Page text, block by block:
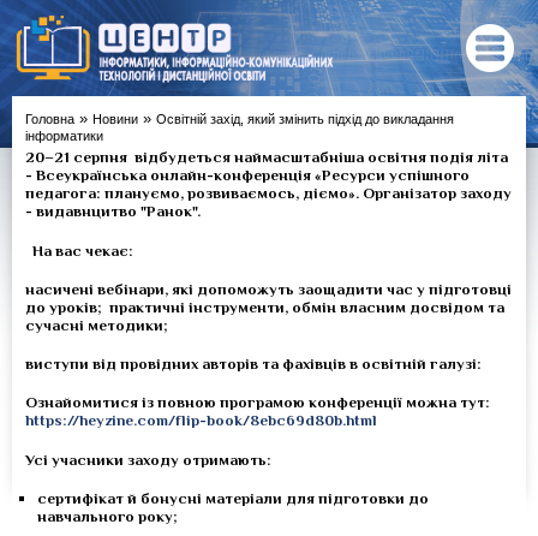
Головна » Новини » Освітній захід, який змінить підхід до викладання
інформатики
20–21 серпня відбудеться наймасштабніша освітня подія літа
- Всеукраїнська онлайн-конференція «Ресурси успішного
педагога: плануємо, розвиваємось, діємо». Організатор заходу
- видавнцитво "Ранок".
На вас чекає:
насичені вебінари, які допоможуть заощадити час у підготовці
до уроків; практичні інструменти, обмін власним досвідом та
сучасні методики;
виступи від провідних авторів та фахівців в освітній галузі:
Ознайомитися із повною програмою конференції можна тут:
https://heyzine.com/flip-book/8ebc69d80b.html
Усі учасники заходу отримають:
сертифікат й бонусні матеріали для підготовки до
навчального року;